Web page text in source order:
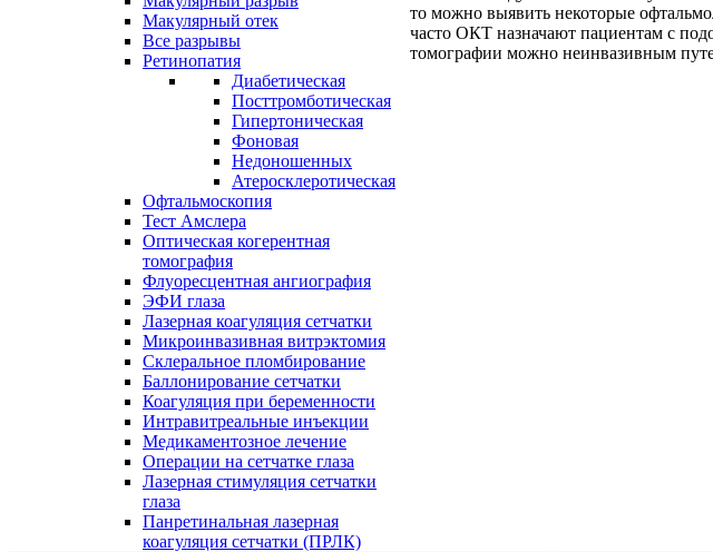
Макулярный отек
Все разрывы
Ретинопатия
Диабетическая
Посттромботическая
Гипертоническая
Фоновая
Недоношенных
Атеросклеротическая
Офтальмоскопия
Тест Амслера
Оптическая когерентная
томография
Флуоресцентная ангиография
ЭФИ глаза
Лазерная коагуляция сетчатки
Микроинвазивная витрэктомия
Склеральное пломбирование
Баллонирование сетчатки
Коагуляция при беременности
Интравитреальные инъекции
Медикаментозное лечение
Операции на сетчатке глаза
Лазерная стимуляция сетчатки
глаза
Панретинальная лазерная
коагуляция сетчатки (ПРЛК)
то можно выявить некоторые
часто ОКТ назначают пациентам с
томографии можно неинвазивным